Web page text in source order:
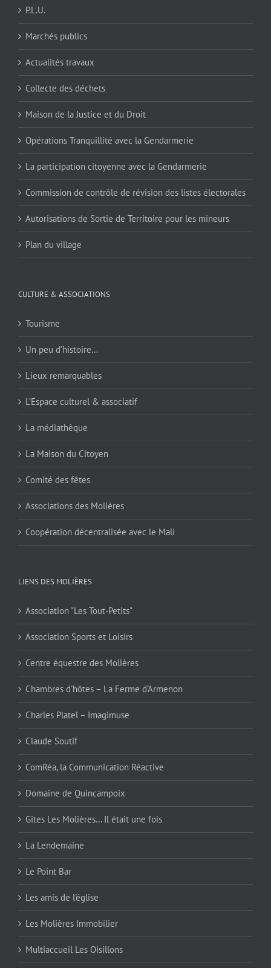
P.L.U.
Marchés publics
Actualités travaux
Collecte des déchets
Maison de la Justice et du Droit
Opérations Tranquillité avec la Gendarmerie
La participation citoyenne avec la Gendarmerie
Commission de contrôle de révision des listes électorales
Autorisations de Sortie de Territoire pour les mineurs
Plan du village
CULTURE & ASSOCIATIONS
Tourisme
Un peu d’histoire…
Lieux remarquables
L’Espace culturel & associatif
La médiathèque
La Maison du Citoyen
Comité des fêtes
Associations des Molières
Coopération décentralisée avec le Mali
LIENS DES MOLIÈRES
Association "Les Tout-Petits"
Association Sports et Loisirs
Centre équestre des Molières
Chambres d'hôtes – La Ferme d'Armenon
Charles Platel – Imagimuse
Claude Soutif
ComRéa, la Communication Réactive
Domaine de Quincampoix
Gîtes Les Molières… Il était une fois
La Lendemaine
Le Point Bar
Les amis de l'église
Les Molières Immobilier
Multiaccueil Les Oisillons